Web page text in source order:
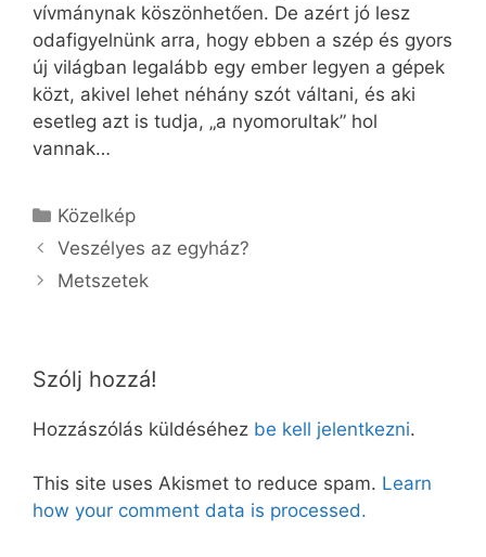
vívmánynak köszönhetően. De azért jó lesz
odafigyelnünk arra, hogy ebben a szép és gyors
új világban legalább egy ember legyen a gépek
közt, akivel lehet néhány szót váltani, és aki
esetleg azt is tudja, „a nyomorultak” hol
vannak…
Kategória
Közelkép
Veszélyes az egyház?
Metszetek
Szólj hozzá!
Hozzászólás küldéséhez be kell jelentkezni.
This site uses Akismet to reduce spam. Learn
how your comment data is processed.